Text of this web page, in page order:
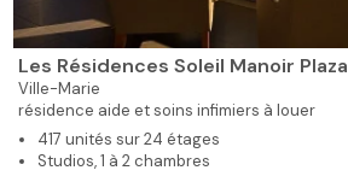
Les Résidences Soleil Manoir Plaza
Ville-Marie
résidence aide et soins infimiers à louer
417 unités sur 24 étages
Studios, 1 à 2 chambres